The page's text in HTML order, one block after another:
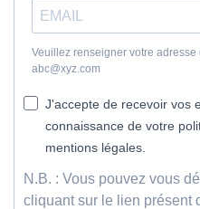
Veuillez renseigner votre
abc@xyz.com
J'accepte de recevoir vos
connaissance de votre
mentions légales.
N.B. : Vous pouvez vous
cliquant sur le lien présent